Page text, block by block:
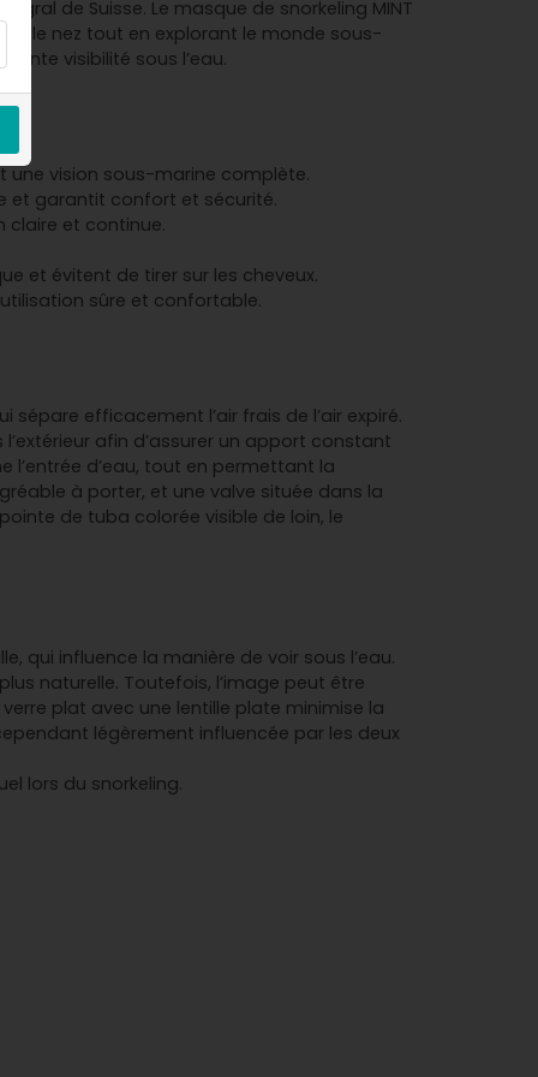
de Suisse. Le masque de snorkeling MINT
le nez tout en explorant le monde sous-
visibilité sous l’eau.
une vision sous-marine complète.
et garantit confort et sécurité.
claire et continue.
et évitent de tirer sur les cheveux.
sûre et confortable.
sépare efficacement l’air frais de l’air expiré.
afin d’assurer un apport constant
l’entrée d’eau, tout en permettant la
à porter, et une valve située dans la
de tuba colorée visible de loin, le
qui influence la manière de voir sous l’eau.
naturelle. Toutefois, l’image peut être
plat avec une lentille plate minimise la
légèrement influencée par les deux
lors du snorkeling.